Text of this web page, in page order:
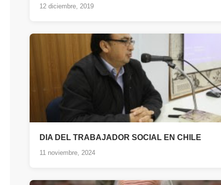
12 diciembre, 2019
DIA DEL TRABAJADOR SOCIAL EN CHILE
11 noviembre, 2024